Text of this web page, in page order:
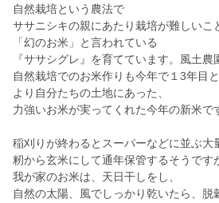
自然栽培という農法で
ササニシキの親にあたり栽培が難しいこ
「幻のお米」と言われている
『ササシグレ』を育てています。風土農
自然栽培でのお米作りも今年で１3年目と
より自分たちの土地にあった、
力強いお米が実ってくれた今年の新米で
稲刈りが終わるとスーパーなどに並ぶ大
籾から玄米にして通年保管するそうです
我が家のお米は、天日干しをし、
自然の太陽、風でしっかり乾いたら、脱